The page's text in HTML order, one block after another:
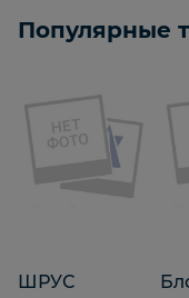
Популярные
ШРУС